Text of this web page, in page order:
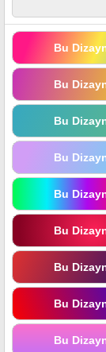
Bu
Bu
Bu
Bu
Bu
Bu
Bu
Bu
Bu